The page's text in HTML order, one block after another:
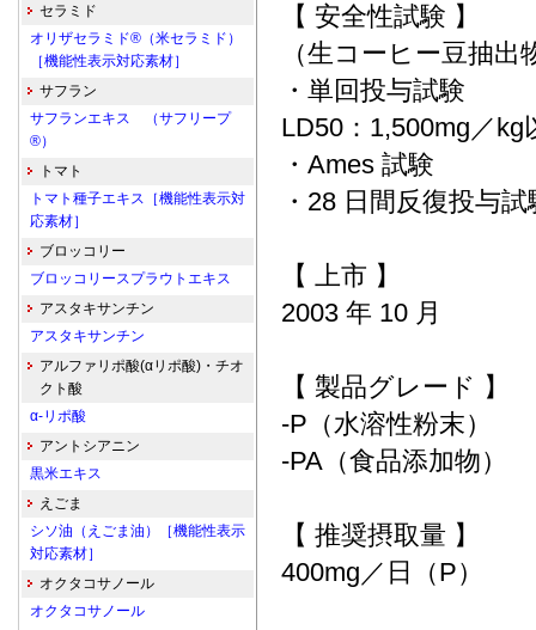
【 安全性試験 】
（生コーヒー豆抽出
・単回投与試験
LD50：1,500mg／kg
・Ames 試験
・28 日間反復投与試
【 上市 】
2003 年 10 月
【 製品グレード 】
-P（水溶性粉末）
-PA（食品添加物）
【 推奨摂取量 】
400mg／日（P）
セラミド
オリザセラミド®（米セラミド）
［機能性表示対応素材］
サフラン
サフランエキス （サフリープ
®）
トマト
トマト種子エキス［機能性表示対
応素材］
ブロッコリー
ブロッコリースプラウトエキス
アスタキサンチン
アスタキサンチン
アルファリポ酸(αリポ酸)・チオ
クト酸
α-リポ酸
アントシアニン
黒米エキス
えごま
シソ油（えごま油）［機能性表示
対応素材］
オクタコサノール
オクタコサノール